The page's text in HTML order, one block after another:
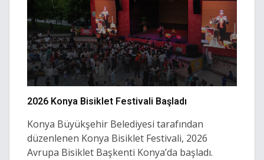
2026 Konya Bisiklet Festivali Başladı
Konya Büyükşehir Belediyesi tarafından
düzenlenen Konya Bisiklet Festivali, 2026
Avrupa Bisiklet Başkenti Konya’da başladı.